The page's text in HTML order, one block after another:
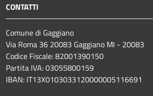
CONTATTI
Comune di Gaggiano
Via Roma 36 20083 Gaggiano MI - 20083
Codice Fiscale: 82001390150
Partita IVA: 03055800159
IBAN: IT13X0103033120000005116691